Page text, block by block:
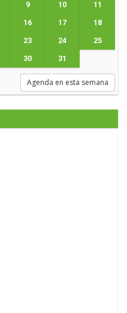
9 10 11
16 17 18
23 24 25
30 31
Agenda en esta semana